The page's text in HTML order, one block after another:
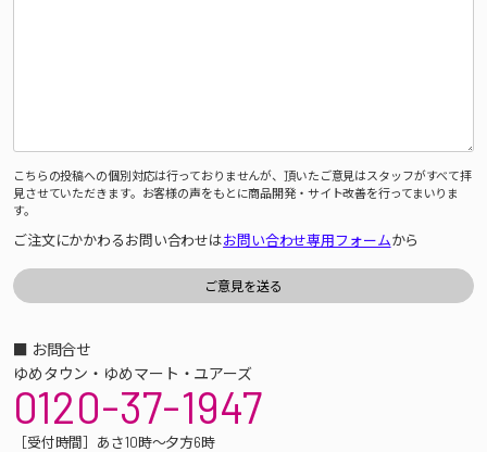
こちらの投稿への個別対応は行っておりませんが、頂いたご意見はスタッフがすべて拝
見させていただきます。お客様の声をもとに商品開発・サイト改善を行ってまいりま
す。
ご注文にかかわるお問い合わせはお問い合わせ専用フォームから
■ お問合せ
ゆめタウン・ゆめマート・ユアーズ
0120-37-1947
［受付時間］あさ10時～夕方6時